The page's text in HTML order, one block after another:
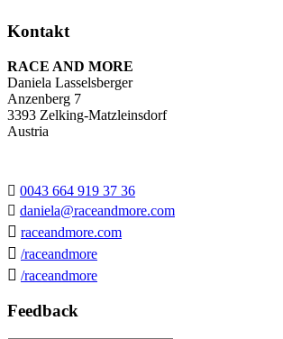
Kontakt
RACE AND MORE
Daniela Lasselsberger
Anzenberg 7
3393 Zelking-Matzleinsdorf
Austria
 0043 664 919 37 36
 daniela@raceandmore.com
 raceandmore.com
 /raceandmore
 /raceandmore
Feedback